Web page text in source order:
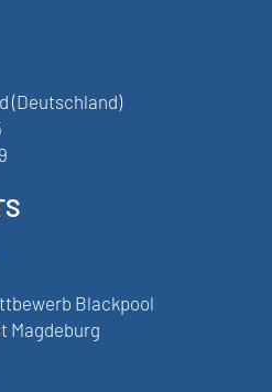
(Deutschland)
Blackpool
Magdeburg